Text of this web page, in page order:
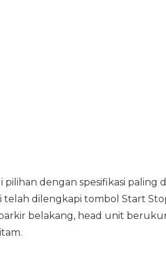
pilihan dengan spesifikasi paling
telah dilengkapi tombol Start
belakang, head unit